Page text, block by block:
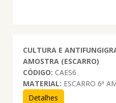
CULTURA E
AMOSTRA (ESCARRO)
CÓDIGO: CAES6
MATERIAL: ESCARRO 6ª
Detalhes